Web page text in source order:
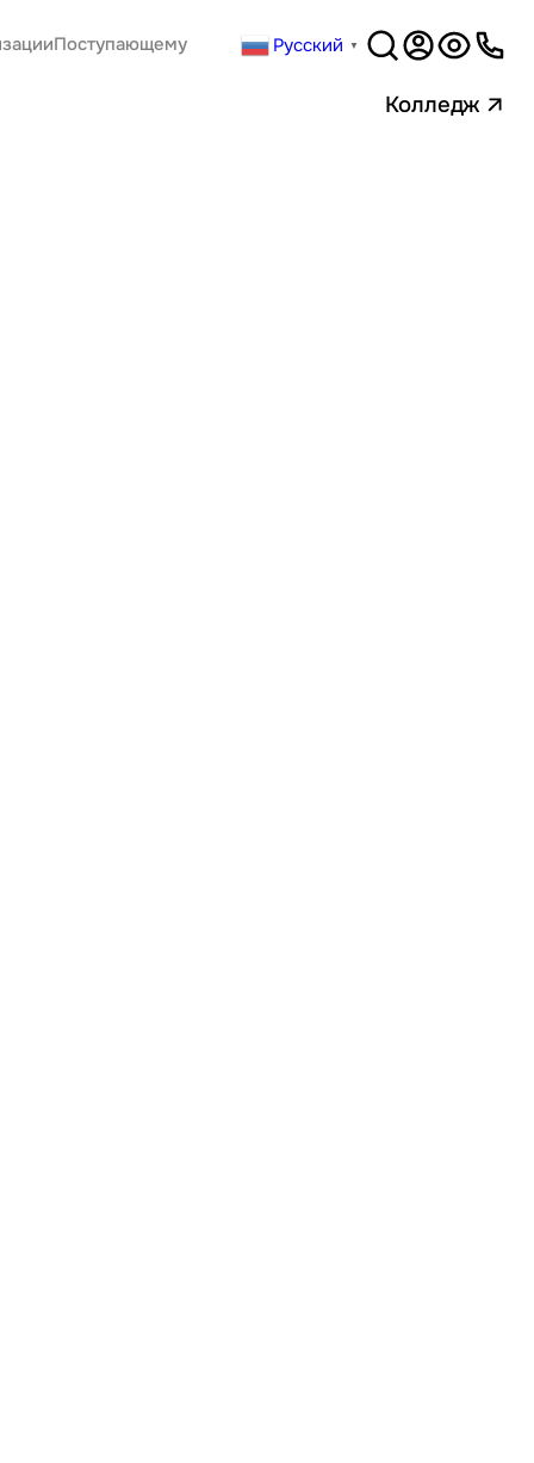
Поступающему Русский ▼
Версия
для
Колледж